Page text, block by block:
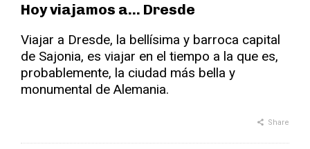
Hoy viajamos a… Dresde
Viajar a Dresde, la bellísima y barroca capital
de Sajonia, es viajar en el tiempo a la que es,
probablemente, la ciudad más bella y
monumental de Alemania.
Share